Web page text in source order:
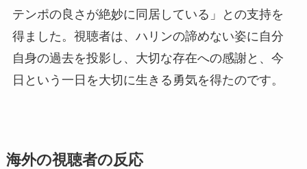
テンポの良さが絶妙に同居している」との支持を
得ました。視聴者は、ハリンの諦めない姿に自分
自身の過去を投影し、大切な存在への感謝と、今
日という一日を大切に生きる勇気を得たのです。
海外の視聴者の反応